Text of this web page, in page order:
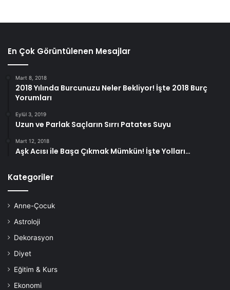
En Çok Görüntülenen Mesajlar
Mart 8, 2018
2018 Yılında Burcunuzu Neler Bekliyor! İşte 2018 Burç
Yorumları
Eylül 3, 2019
Uzun ve Parlak Saçların Sırrı Patates Suyu
Mart 12, 2018
Aşk Acısı ile Başa Çıkmak Mümkün! İşte Yolları…
Kategoriler
Anne-Çocuk
Astroloji
Dekorasyon
Diyet
Eğitim & Kurs
Ekonomi